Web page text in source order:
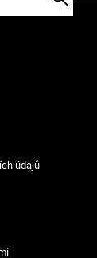
údajů